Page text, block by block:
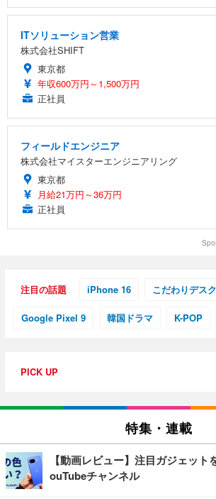
ITソリューション営業
株式会社SHIFT
東京都
年収600万円～1,500万円
正社員
フィールドエンジニア
株式会社マイスターエンジニアリング
東京都
月給21万円～36万円
正社員
注目の話題 iPhone 16 こだわりデス
Google Pixel 9 韓国ドラマ K-POP
PICK UP
特集・連載
【動画レビュー】注目ガジェッ
ouTubeチャンネル